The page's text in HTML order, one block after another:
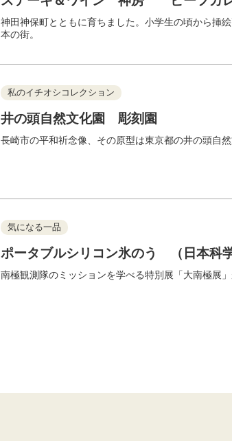
神田神保町とともに育ちました。小学生の頃から挿
本の街。
私のイチオシコレクション
井の頭自然文化園 彫刻園
長崎市の平和祈念像、その原型は東京都の井の頭自
気になる一品
ポータブルシリコン氷のう （日本科学
南極観測隊のミッションを学べる特別展「大南極展